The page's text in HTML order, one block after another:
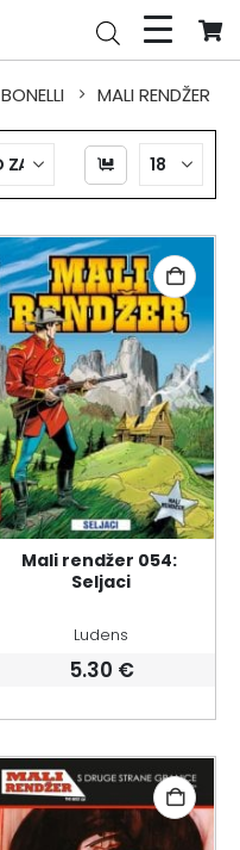
BONELLI MALI RENDŽER
Mali rendžer 054:
Seljaci
Ludens
5.30 €